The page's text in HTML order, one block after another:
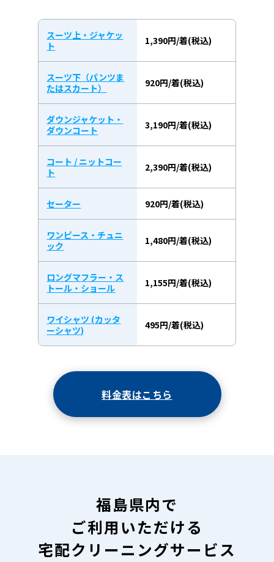
スーツ上・ジャケッ
ト
1,390円/着(税込)
スーツ下（パンツま
たはスカート）
920円/着(税込)
ダウンジャケット・
ダウンコート
3,190円/着(税込)
コート / ニットコー
ト
2,390円/着(税込)
セーター 920円/着(税込)
ワンピース・チュニ
ック
1,480円/着(税込)
ロングマフラー・ス
トール・ショール
1,155円/着(税込)
ワイシャツ (カッタ
ーシャツ)
495円/着(税込)
料金表はこちら
福島県内で
ご利用いただける
宅配クリーニングサービス